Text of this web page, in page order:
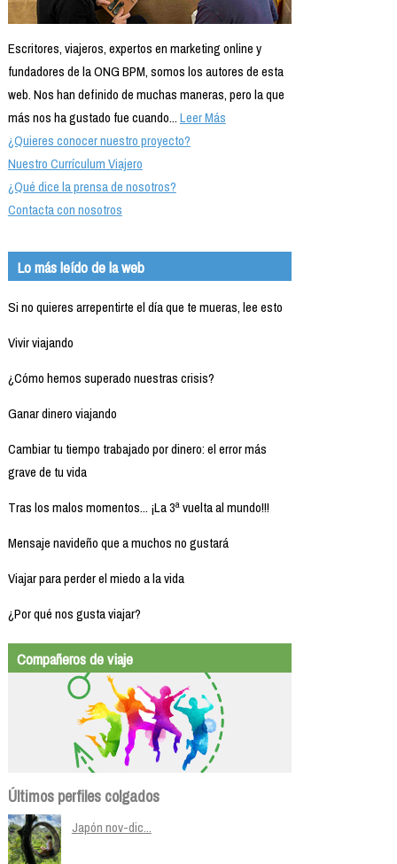
Escritores, viajeros, expertos en marketing online y
fundadores de la ONG BPM, somos los autores de esta
web. Nos han definido de muchas maneras, pero la que
más nos ha gustado fue cuando...Leer Más
¿Quieres conocer nuestro proyecto?
Nuestro Currículum Viajero
¿Qué dice la prensa de nosotros?
Contacta con nosotros
Lo más leído de la web
Si no quieres arrepentirte el día que te mueras, lee esto
Vivir viajando
¿Cómo hemos superado nuestras crisis?
Ganar dinero viajando
Cambiar tu tiempo trabajado por dinero: el error más
grave de tu vida
Tras los malos momentos... ¡La 3ª vuelta al mundo!!!
Mensaje navideño que a muchos no gustará
Viajar para perder el miedo a la vida
¿Por qué nos gusta viajar?
Compañeros de viaje
Últimos perfiles colgados
Japón nov-dic...